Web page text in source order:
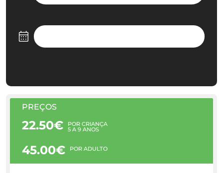
PREÇOS
22.50€ POR CRIANÇA
5 A 9 ANOS
45.00€ POR ADULTO